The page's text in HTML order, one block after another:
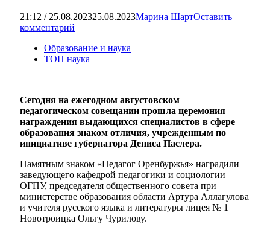
21:12 / 25.08.202325.08.2023Марина ШартОставить
комментарий
Образование и наука
ТОП наука
Сегодня на ежегодном августовском
педагогическом совещании прошла церемония
награждения выдающихся специалистов в сфере
образования знаком отличия, учрежденным по
инициативе губернатора Дениса Паслера.
Памятным знаком «Педагог Оренбуржья» наградили
заведующего кафедрой педагогики и социологии
ОГПУ, председателя общественного совета при
министерстве образования области Артура Аллагулова
и учителя русского языка и литературы лицея № 1
Новотроицка Ольгу Чурилову.